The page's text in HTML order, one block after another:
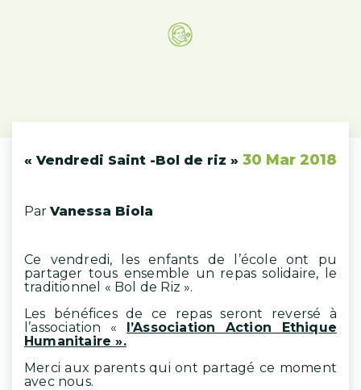
« Vendredi Saint -Bol de riz » 30 Mar 2018
Par Vanessa Biola
Ce vendredi, les enfants de l’école ont pu
partager tous ensemble un repas solidaire, le
traditionnel « Bol de Riz ».
Les bénéfices de ce repas seront reversé à
l’association « l’Association Action Ethique
Humanitaire ».
Merci aux parents qui ont partagé ce moment
avec nous.